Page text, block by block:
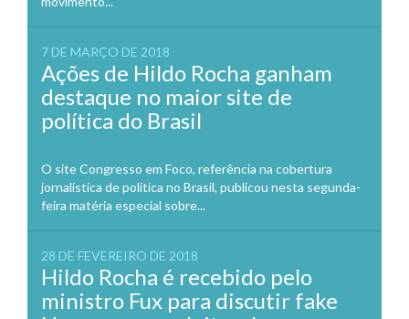
7 DE MARÇO DE 2018
Ações de Hildo Rocha ganham
destaque no maior site de
política do Brasil
O site Congresso em Foco, referência na cobertura
jornalística de política no Brasil, publicou nesta segunda-
feira matéria especial sobre...
28 DE FEVEREIRO DE 2018
Hildo Rocha é recebido pelo
ministro Fux para discutir fake